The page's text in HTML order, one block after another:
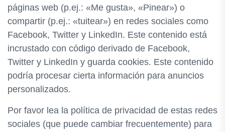
páginas web (p.ej.: «Me gusta», «Pinear») o
compartir (p.ej.: «tuitear») en redes sociales como
Facebook, Twitter y LinkedIn. Este contenido está
incrustado con código derivado de Facebook,
Twitter y LinkedIn y guarda cookies. Este contenido
podría procesar cierta información para anuncios
personalizados.
Por favor lea la política de privacidad de estas redes
sociales (que puede cambiar frecuentemente) para